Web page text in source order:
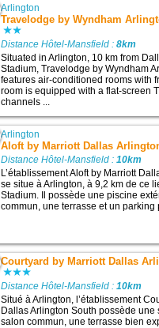
Arlington
Travelodge by Wyndham
Distance Hôtel-Mansfield :8km
Situated in Arlington, 10 km from
Stadium, Travelodge by Wyndham
features air-conditioned rooms with
room is equipped with a flat-screen
channels ...
Arlington
Aloft by Marriott Dallas
Distance Hôtel-Mansfield :10km
L’établissement Aloft by Marriott
se situe à Arlington, à 9,2 km de ce
Stadium. Il possède une piscine
commun, une terrasse et un parking
Courtyard by Marriott Dallas
Distance Hôtel-Mansfield :10km
Situé à Arlington, l’établissement
Dallas Arlington South possède une
salon commun, une terrasse bien